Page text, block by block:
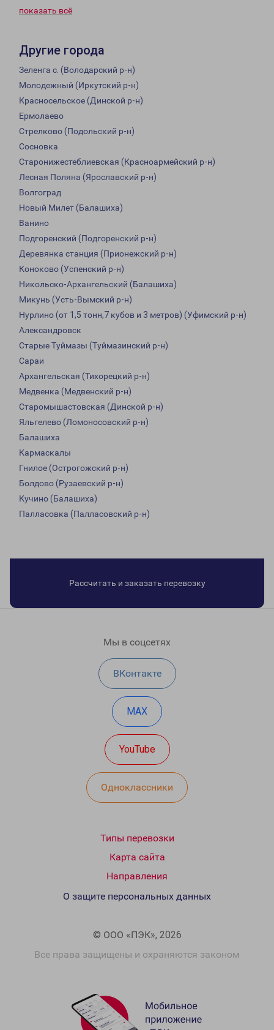
показать всё
Другие города
Зеленга с. (Володарский р-н)
Молодежный (Иркутский р-н)
Красносельское (Динской р-н)
Ермолаево
Стрелково (Подольский р-н)
Сосновка
Старонижестеблиевская (Красноармейский р-н)
Лесная Поляна (Ярославский р-н)
Волгоград
Новый Милет (Балашиха)
Ванино
Подгоренский (Подгоренский р-н)
Деревянка станция (Прионежский р-н)
Коноково (Успенский р-н)
Никольско-Архангельский (Балашиха)
Микунь (Усть-Вымский р-н)
Нурлино (от 1,5 тонн,7 кубов и 3 метров) (Уфимский р-н)
Александровск
Старые Туймазы (Туймазинский р-н)
Сараи
Архангельская (Тихорецкий р-н)
Медвенка (Медвенский р-н)
Старомышастовская (Динской р-н)
Яльгелево (Ломоносовский р-н)
Балашиха
Кармаскалы
Гнилое (Острогожский р-н)
Болдово (Рузаевский р-н)
Кучино (Балашиха)
Палласовка (Палласовский р-н)
Рассчитать и заказать перевозку
Мы в соцсетях
ВКонтакте
MAX
YouTube
Одноклассники
Типы перевозки
Карта сайта
Направления
© ООО «ПЭК», 2026
Все права защищены и охраняются законом
О защите персональных данных